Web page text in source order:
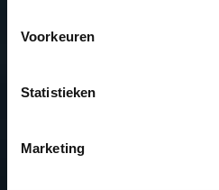
Voorkeuren
Statistieken
Marketing